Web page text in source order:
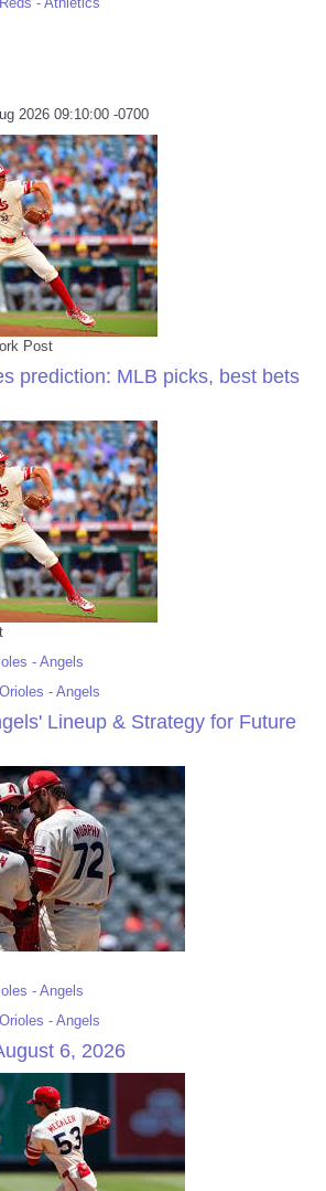
2026 09:10:00 -0700
Post
prediction: MLB picks, best bets
- Angels
Orioles - Angels
Lineup & Strategy for Future
- Angels
Orioles - Angels
6, 2026